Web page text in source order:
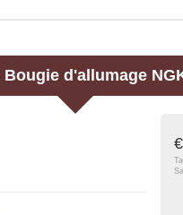
Bougie d'allumage